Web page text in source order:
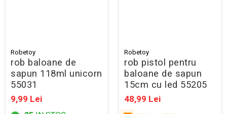
Robetoy
rob baloane de
sapun 118ml unicorn
55031
9,99 Lei
Robetoy
rob pistol pentru
baloane de sapun
15cm cu led 55205
48,99 Lei